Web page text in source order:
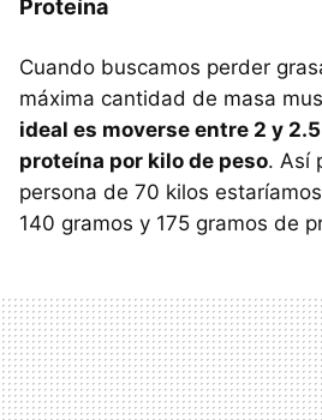
Proteína
Cuando buscamos perder
máxima cantidad de masa
ideal es moverse entre 2 y
proteína por kilo de peso. Así
persona de 70 kilos
140 gramos y 175 gramos de